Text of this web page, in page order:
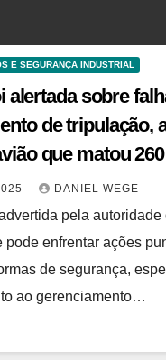
E SEGURANÇA INDUSTRIAL
alertada sobre
de tripulação,
que matou 260
DANIEL WEGE
pela
pode enfrentar ações
de segurança,
ao gerenciamento…